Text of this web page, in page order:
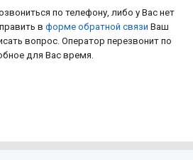
по телефону, либо у Вас нет
в форме обратной связи Ваш
вопрос. Оператор перезвонит по
для Вас время.